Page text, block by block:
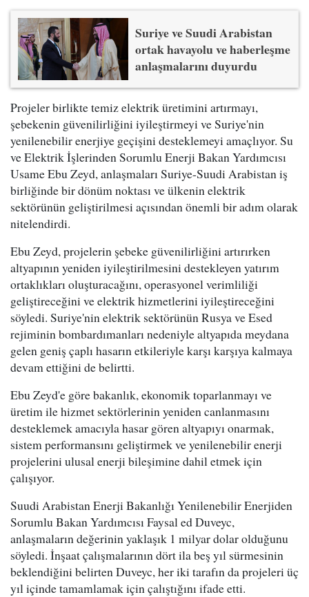
Suriye ve Suudi Arabistan
ortak havayolu ve haberleşme
anlaşmalarını duyurdu
Projeler birlikte temiz elektrik üretimini artırmayı,
şebekenin güvenilirliğini iyileştirmeyi ve Suriye'nin
yenilenebilir enerjiye geçişini desteklemeyi amaçlıyor. Su
ve Elektrik İşlerinden Sorumlu Enerji Bakan Yardımcısı
Usame Ebu Zeyd, anlaşmaları Suriye-Suudi Arabistan iş
birliğinde bir dönüm noktası ve ülkenin elektrik
sektörünün geliştirilmesi açısından önemli bir adım olarak
nitelendirdi.
Ebu Zeyd, projelerin şebeke güvenilirliğini artırırken
altyapının yeniden iyileştirilmesini destekleyen yatırım
ortaklıkları oluşturacağını, operasyonel verimliliği
geliştireceğini ve elektrik hizmetlerini iyileştireceğini
söyledi. Suriye'nin elektrik sektörünün Rusya ve Esed
rejiminin bombardımanları nedeniyle altyapıda meydana
gelen geniş çaplı hasarın etkileriyle karşı karşıya kalmaya
devam ettiğini de belirtti.
Ebu Zeyd'e göre bakanlık, ekonomik toparlanmayı ve
üretim ile hizmet sektörlerinin yeniden canlanmasını
desteklemek amacıyla hasar gören altyapıyı onarmak,
sistem performansını geliştirmek ve yenilenebilir enerji
projelerini ulusal enerji bileşimine dahil etmek için
çalışıyor.
Suudi Arabistan Enerji Bakanlığı Yenilenebilir Enerjiden
Sorumlu Bakan Yardımcısı Faysal ed Duveyc,
anlaşmaların değerinin yaklaşık 1 milyar dolar olduğunu
söyledi. İnşaat çalışmalarının dört ila beş yıl sürmesinin
beklendiğini belirten Duveyc, her iki tarafın da projeleri üç
yıl içinde tamamlamak için çalıştığını ifade etti.